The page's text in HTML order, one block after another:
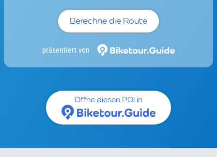
Berechne die Route
präsentiert von
Öffne diesen POI in